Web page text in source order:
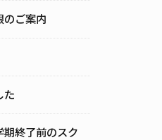
のご案内
た
期終了前のスク